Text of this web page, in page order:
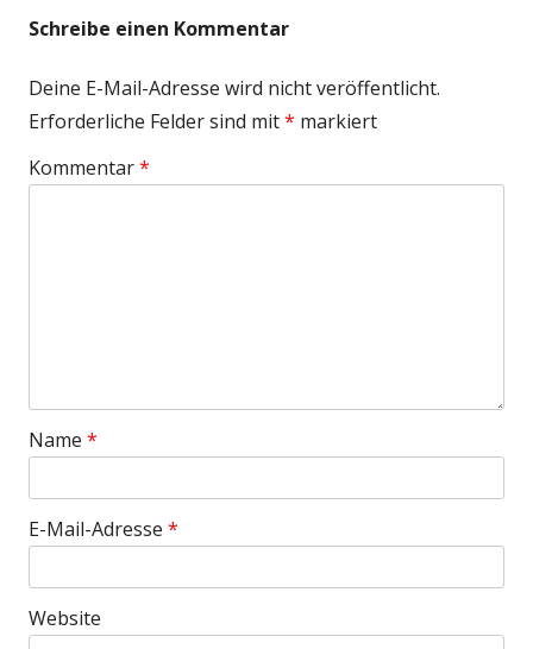
Schreibe einen Kommentar
Deine E-Mail-Adresse wird nicht veröffentlicht.
Erforderliche Felder sind mit* markiert
Kommentar*
Name *
E-Mail-Adresse *
Website